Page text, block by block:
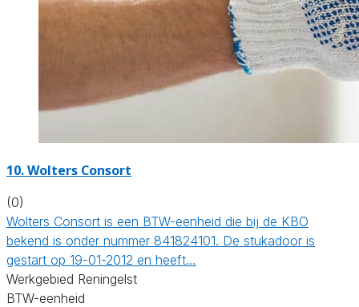
10. Wolters Consort
(0)
Wolters Consort is een BTW-eenheid die bij de KBO
bekend is onder nummer 841824101. De stukadoor is
gestart op 19-01-2012 en heeft…
Werkgebied Reningelst
BTW-eenheid